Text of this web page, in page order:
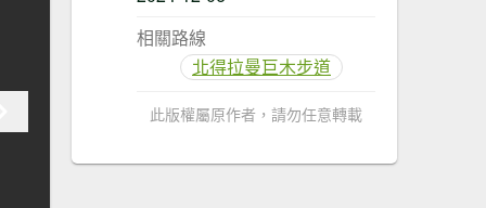
相關路線
北得拉曼巨木步道
此版權屬原作者，請勿任意轉載